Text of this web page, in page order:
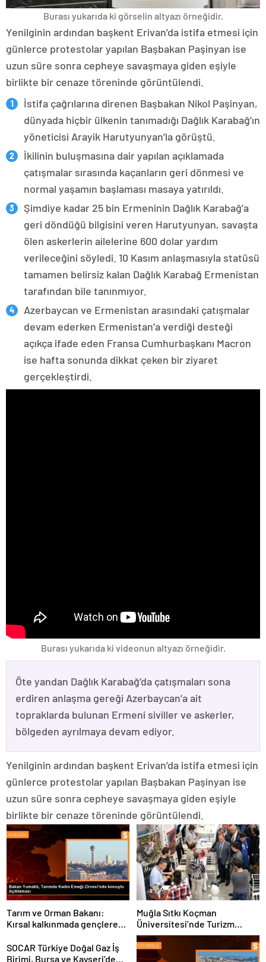
Burası yukarıda ki görselin altyazı örneğidir.
Yenilginin ardından başkent Erivan’da istifa etmesi için
günlerce protestolar yapılan Başbakan Paşinyan ise
uzun süre sonra cepheye savaşmaya giden eşiyle
birlikte bir cenaze töreninde görüntülendi.
İstifa çağrılarına direnen Başbakan Nikol Paşinyan,
dünyada hiçbir ülkenin tanımadığı Dağlık Karabağ’ın
yöneticisi Arayik Harutyunyan’la görüştü.
İkilinin buluşmasına dair yapılan açıklamada
çatışmalar sırasında kaçanların geri dönmesi ve
normal yaşamın başlaması masaya yatırıldı.
Şimdiye kadar 25 bin Ermeninin Dağlık Karabağ’a
geri döndüğü bilgisini veren Harutyunyan, savaşta
ölen askerlerin ailelerine 600 dolar yardım
verileceğini söyledi. 10 Kasım anlaşmasıyla statüsü
tamamen belirsiz kalan Dağlık Karabağ Ermenistan
tarafından bile tanınmıyor.
Azerbaycan ve Ermenistan arasındaki çatışmalar
devam ederken Ermenistan’a verdiği desteği
açıkça ifade eden Fransa Cumhurbaşkanı Macron
ise hafta sonunda dikkat çeken bir ziyaret
gerçekleştirdi.
Burası yukarıda ki videonun altyazı örneğidir.
Öte yandan Dağlık Karabağ’da çatışmaları sona
erdiren anlaşma gereği Azerbaycan’a ait
topraklarda bulunan Ermeni siviller ve askerler,
bölgeden ayrılmaya devam ediyor.
Yenilginin ardından başkent Erivan’da istifa etmesi için
günlerce protestolar yapılan Başbakan Paşinyan ise
uzun süre sonra cepheye savaşmaya giden eşiyle
birlikte bir cenaze töreninde görüntülendi.
Tarım ve Orman Bakanı:
Kırsal kalkınmada gençlere
yapıyoruz
Muğla Sıtkı Koçman
Üniversitesi’nde Turizm
Sektörü ve Öğrenciler
Buluştu
SOCAR Türkiye Doğal Gaz İş
Birimi, Bursa ve Kayseri’de